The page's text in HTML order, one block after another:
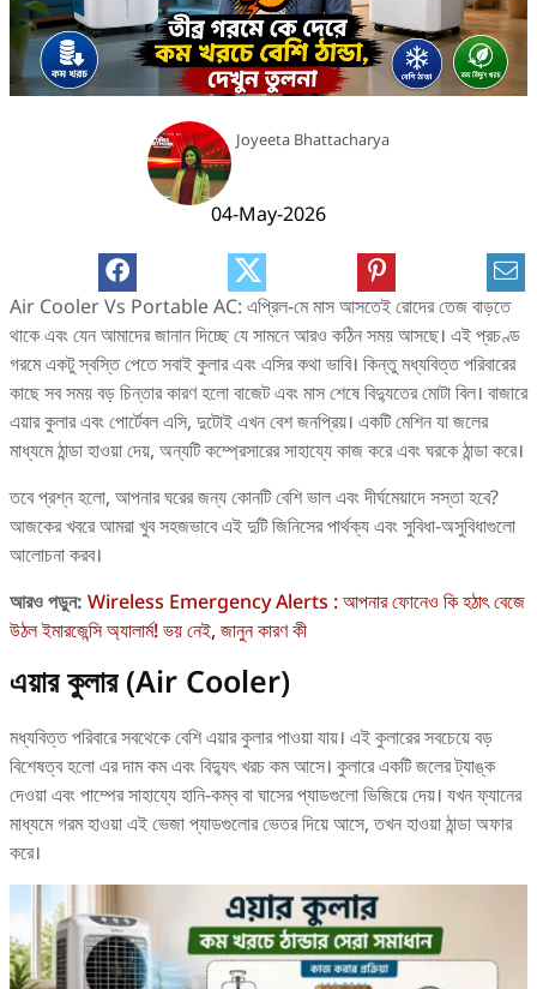
Joyeeta Bhattacharya
04-May-2026
Air Cooler Vs Portable AC: এপ্রিল-মে মাস আসতেই রোদের তেজ বাড়তে
থাকে এবং যেন আমাদের জানান দিচ্ছে যে সামনে আরও কঠিন সময় আসছে। এই প্রচণ্ড
গরমে একটু স্বস্তি পেতে সবাই কুলার এবং এসির কথা ভাবি। কিন্তু মধ্যবিত্ত পরিবারের
কাছে সব সময় বড় চিন্তার কারণ হলো বাজেট এবং মাস শেষে বিদ্যুতের মোটা বিল। বাজারে
এয়ার কুলার এবং পোর্টেবল এসি, দুটোই এখন বেশ জনপ্রিয়। একটি মেশিন যা জলের
মাধ্যমে ঠান্ডা হাওয়া দেয়, অন্যটি কম্প্রেসারের সাহায্যে কাজ করে এবং ঘরকে ঠান্ডা করে।
তবে প্রশ্ন হলো, আপনার ঘরের জন্য কোনটি বেশি ভাল এবং দীর্ঘমেয়াদে সস্তা হবে?
আজকের খবরে আমরা খুব সহজভাবে এই দুটি জিনিসের পার্থক্য এবং সুবিধা-অসুবিধাগুলো
আলোচনা করব।
আরও পড়ুন: Wireless Emergency Alerts : আপনার ফোনেও কি হঠাৎ বেজে
উঠল ইমারজেন্সি অ্যালার্ম! ভয় নেই, জানুন কারণ কী
এয়ার কুলার (Air Cooler)
মধ্যবিত্ত পরিবারে সবথেকে বেশি এয়ার কুলার পাওয়া যায়। এই কুলারের সবচেয়ে বড়
বিশেষত্ব হলো এর দাম কম এবং বিদ্যুৎ খরচ কম আসে। কুলারে একটি জলের ট্যাঙ্ক
দেওয়া এবং পাম্পের সাহায্যে হানি-কম্ব বা ঘাসের প্যাডগুলো ভিজিয়ে দেয়। যখন ফ্যানের
মাধ্যমে গরম হাওয়া এই ভেজা প্যাডগুলোর ভেতর দিয়ে আসে, তখন হাওয়া ঠান্ডা অফার
করে।